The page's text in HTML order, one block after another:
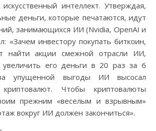
искусственный интеллект. Утверждая,
деньги, которые печатаются, идут
занимающихся ИИ (Nvidia, OpenAI и
«Зачем инвестору покупать биткоин,
найти акции смежной отрасли ИИ,
увеличить его деньги в 20 раз за 6
упущенной выгоды ИИ высосал
Чтобы криптовалюты
прежним «веселым и взрывным»
вокруг ИИ должен закончиться».